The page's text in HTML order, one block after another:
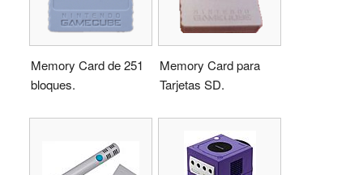
Memory Card de 251
bloques.
Memory Card para
Tarjetas SD.